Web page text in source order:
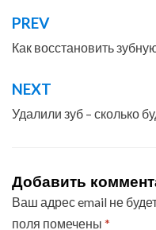
Навигация
по
записям
PREV
Как восстановить
NEXT
Удалили зуб – сколько
Добавить
Ваш адрес email не
поля помечены *